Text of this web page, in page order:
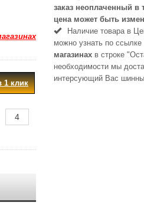
1 клик
заказ неоплаченный в
цена может быть
Наличие товара в
можно узнать по ссылке
магазинах в строке
необходимости мы
интерсующий Вас